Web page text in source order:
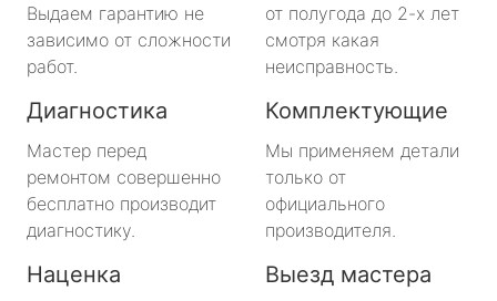
Выдаем гарантию не
зависимо от сложности
работ.
от полугода до 2-х лет
смотря какая
неисправность.
Диагностика
Мастер перед
ремонтом совершенно
бесплатно производит
диагностику.
Комплектующие
Мы применяем детали
только от
официального
производителя.
Наценка Выезд мастера